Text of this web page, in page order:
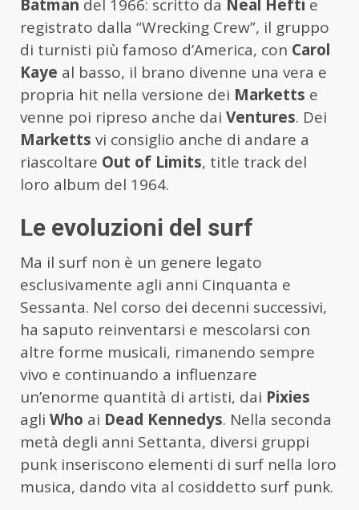
Batman del 1966: scritto da Neal Hefti e
registrato dalla “Wrecking Crew”, il gruppo
di turnisti più famoso d’America, con Carol
Kaye al basso, il brano divenne una vera e
propria hit nella versione dei Marketts e
venne poi ripreso anche dai Ventures. Dei
Marketts vi consiglio anche di andare a
riascoltare Out of Limits, title track del
loro album del 1964.
Le evoluzioni del surf
Ma il surf non è un genere legato
esclusivamente agli anni Cinquanta e
Sessanta. Nel corso dei decenni successivi,
ha saputo reinventarsi e mescolarsi con
altre forme musicali, rimanendo sempre
vivo e continuando a influenzare
un’enorme quantità di artisti, dai Pixies
agli Who ai Dead Kennedys. Nella seconda
metà degli anni Settanta, diversi gruppi
punk inseriscono elementi di surf nella loro
musica, dando vita al cosiddetto surf punk.